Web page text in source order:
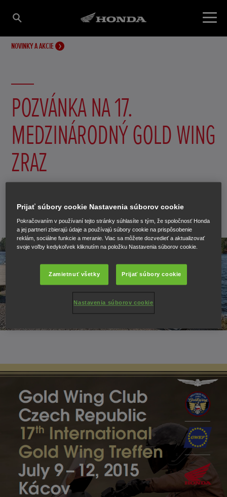
NOVINKY A AKCIE
POZVÁNKA NA 17.
MEDZINÁRODNÝ GOLD WING
ZRAZ
2. júla 2015
Prijať súbory cookie Nastavenia súborov cookie
Pokračovaním v používaní tejto stránky súhlasíte s tým, že spoločnosť Honda
a jej partneri zbierajú údaje a používajú súbory cookie na prispôsobenie
reklám, sociálne funkcie a meranie. Viac sa môžete dozvedieť a aktualizovať
svoje voľby kedykoľvek kliknutím na položku Nastavenia súborov cookie.
Zamietnuť všetky Prijať súbory cookie
Nastavenia súborov cookie